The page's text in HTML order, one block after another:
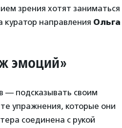
зрения хотят заниматься
направления Ольга
эмоций»
— подсказывать своим
упражнения, которые они
соединена с рукой